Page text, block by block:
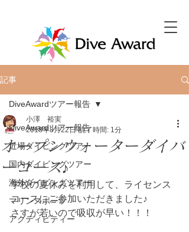
記事
DiveAwardツアー報告
近場ダイビングツアー
国内ダイビングツアー
海外ダイビングツアー
マリンスポーツ
アクティビティー
DiveAwardツアー報告
オープンウォーターダイバ
ーコース♪
小澤 裕実
2018年8月22日 読了時間: 1分
学校の夏休みを利用して、ライセンス
コースにご参加いただきました♪
さすが若いので吸収が早い！！！